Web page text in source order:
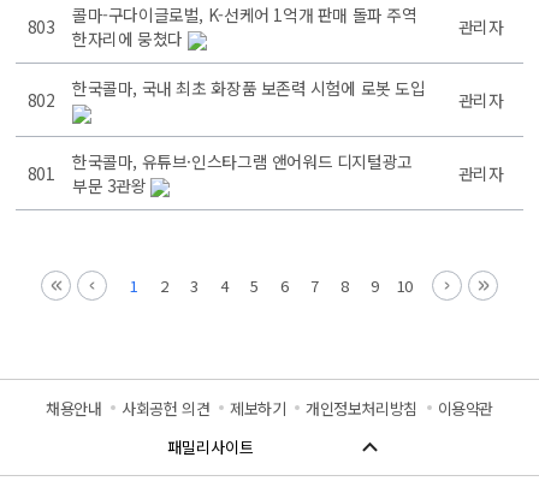
803
콜마-구다이글로벌, K-선케어 1억개 판매 돌파 주역
한자리에 뭉쳤다
관리자
802 한국콜마, 국내 최초 화장품 보존력 시험에 로봇 도입 관리자
801
한국콜마, 유튜브·인스타그램 앤어워드 디지털광고
부문 3관왕
관리자
1 2 3 4 5 6 7 8 9 10
채용안내 사회공헌 의견 제보하기 개인정보처리방침 이용약관